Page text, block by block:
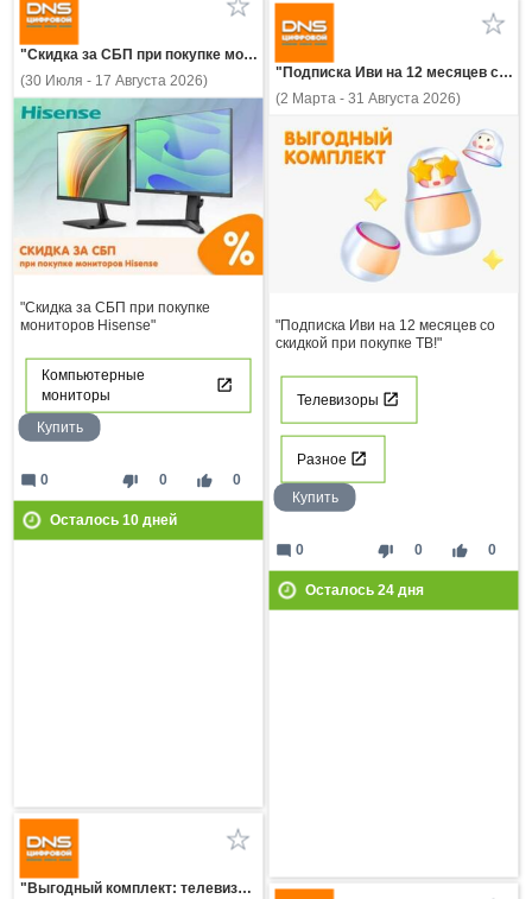
"Скидка за СБП при покупке мониторов Hisense"
(30 Июля - 17 Августа 2026)
"Скидка за СБП при покупке
мониторов Hisense"
Компьютерные
мониторы
Купить
thumb_down 0 thumb_up 0
mode_comment 0
Осталось 10дней
"Подписка Иви на 12 месяцев со скидкой при покупке ТВ!"
(2 Марта - 31 Августа 2026)
"Подписка Иви на 12 месяцев со
скидкой при покупке ТВ!"
Телевизоры
Разное
Купить
thumb_down 0 thumb_up 0
mode_comment 0
Осталось 24дня
"Выгодный комплект: телевизор DEXP или KONKA и подписка KION+Premium на 12 мес.!"